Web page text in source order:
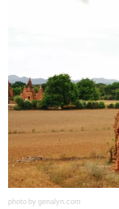
photo by genalyn.com